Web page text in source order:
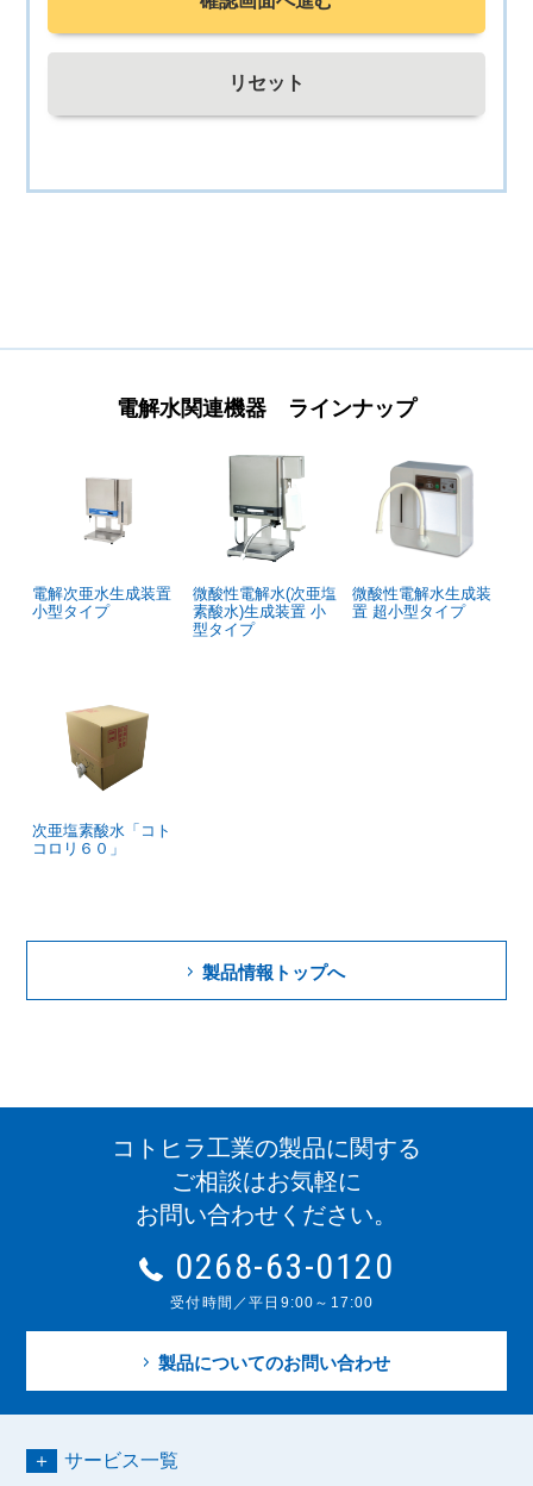
リセット
電解水関連機器 ラインナップ
電解次亜水生成装置
小型タイプ
微酸性電解水(次亜塩
素酸水)生成装置 小
型タイプ
微酸性電解水生成装
置 超小型タイプ
次亜塩素酸水「コト
コロリ６０」
製品情報トップへ
コトヒラ工業の製品に関する
ご相談はお気軽に
お問い合わせください。
0268-63-0120
受付時間／平日9:00～17:00
製品についてのお問い合わせ
サービス一覧